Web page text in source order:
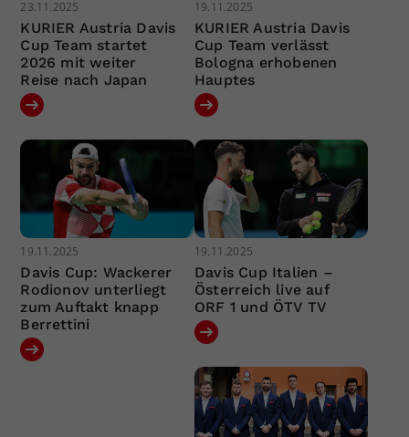
23.11.2025
KURIER Austria Davis
Cup Team startet
2026 mit weiter
Reise nach Japan
19.11.2025
KURIER Austria Davis
Cup Team verlässt
Bologna erhobenen
Hauptes
19.11.2025
Davis Cup: Wackerer
Rodionov unterliegt
zum Auftakt knapp
Berrettini
19.11.2025
Davis Cup Italien –
Österreich live auf
ORF 1 und ÖTV TV